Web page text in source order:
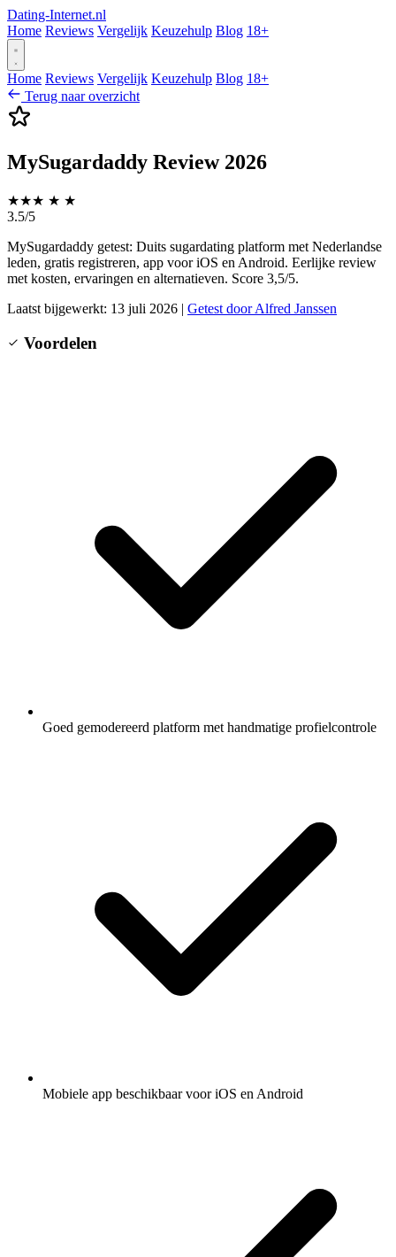
Dating-Internet.nl
Home Reviews Vergelijk Keuzehulp Blog 18+
Home Reviews Vergelijk Keuzehulp Blog 18+
Terug naar overzicht
MySugardaddy Review 2026
★★★ ★ ★
3.5/5
MySugardaddy getest: Duits sugardating platform met Nederlandse
leden, gratis registreren, app voor iOS en Android. Eerlijke review
met kosten, ervaringen en alternatieven. Score 3,5/5.
Laatst bijgewerkt: 13 juli 2026 | Getest door Alfred Janssen
Voordelen
Goed gemodereerd platform met handmatige profielcontrole
Mobiele app beschikbaar voor iOS en Android